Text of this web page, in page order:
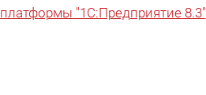
платформы "1С:Предприятие 8.3"